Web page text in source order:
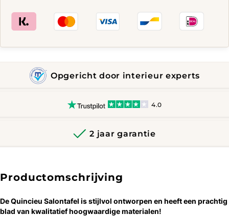
Opgericht door interieur experts
4.0
2 jaar garantie
Productomschrijving
De Quincieu Salontafel is ​​stijlvol ontworpen en heeft een prachtig
blad van kwalitatief hoogwaardige materialen!